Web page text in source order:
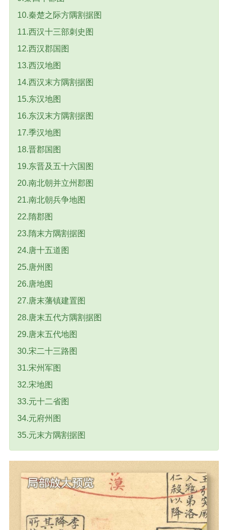
10.秦楚之际方隅割据图
11.西汉十三部刺史图
12.西汉郡国图
13.西汉地图
14.西汉末方隅割据图
15.东汉地图
16.东汉末方隅割据图
17.季汉地图
18.晋郡国图
19.东晋及五十六国图
20.南北朝并立州郡图
21.南北朝兵争地图
22.隋郡图
23.隋末方隅割据图
24.唐十五道图
25.唐州图
26.唐地图
27.唐末藩镇建置图
28.唐末五代方隅割据图
29.唐末五代地图
30.宋二十三路图
31.宋州军图
32.宋地图
33.元十二省图
34.元府州图
35.元末方隅割据图